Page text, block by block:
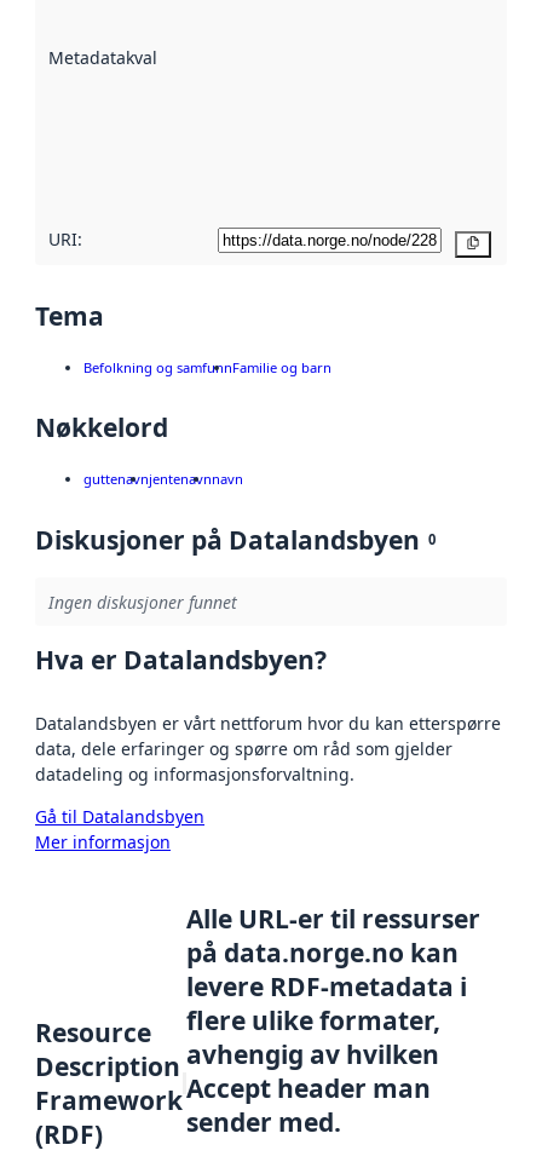
Metadatakvalitet
URI:
Tema
Befolkning og samfunnFamilie og barn
Nøkkelord
guttenavnjentenavnnavn
Diskusjoner på Datalandsbyen 0
Ingen diskusjoner funnet
Hva er Datalandsbyen?
Datalandsbyen er vårt nettforum hvor du kan etterspørre
data, dele erfaringer og spørre om råd som gjelder
datadeling og informasjonsforvaltning.
Gå til Datalandsbyen
Mer informasjon
Resource
Description
Framework
(RDF)
Alle URL-er til ressurser
på data.norge.no kan
levere RDF-metadata i
flere ulike formater,
avhengig av hvilken
Accept header man
sender med.